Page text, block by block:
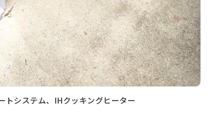
トシステム、IHクッキングヒーター